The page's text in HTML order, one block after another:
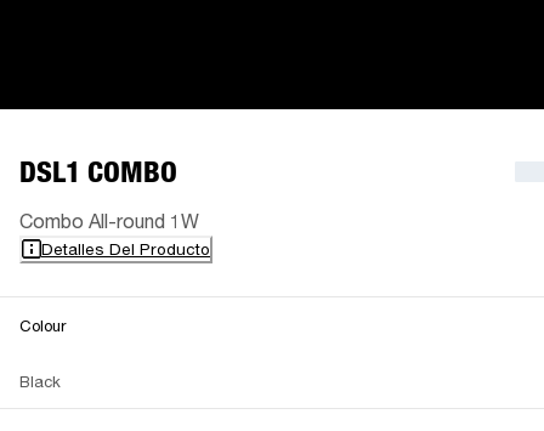
DSL1 COMBO
Combo All-round 1W
Detalles Del Producto
Colour
Black